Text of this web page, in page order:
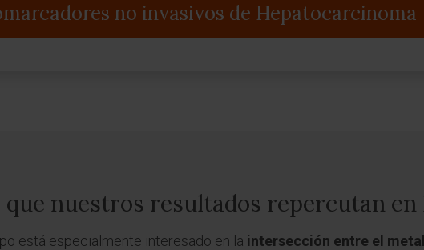
no invasivos de Hepatocarcinoma
que nuestros resultados repercutan
está especialmente interesado en la intersección entre el